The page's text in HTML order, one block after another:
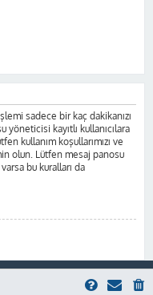
sadece bir kaç dakikanızı
yöneticisi kayıtlı kullanıcılara
kullanım koşullarımızı ve
olun. Lütfen mesaj panosu
bu kuralları da